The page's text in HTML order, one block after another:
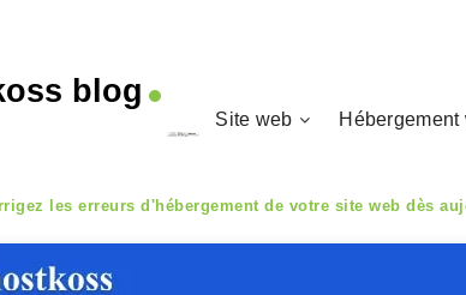
blog
Site web Hébergement
les erreurs d'hébergement de votre site web dès